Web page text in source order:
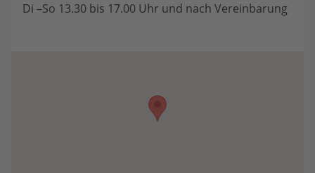
Di –So 13.30 bis 17.00 Uhr und nach Vereinbarung